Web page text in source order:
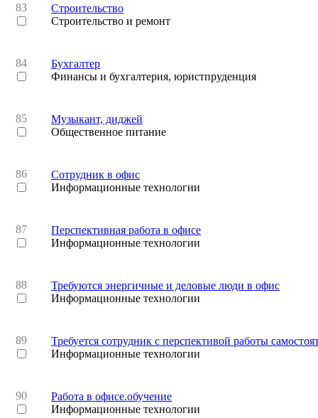
83
Строительство
Строительство и ремонт
84
Бухгалтер
Финансы и бухгалтерия, юристпруденция
85
Музыкант, диджей
Общественное питание
86
Сотрудник в офис
Информационные технологии
87
Перспективная работа в офисе
Информационные технологии
88
Требуются энергичные и деловые люди в офис
Информационные технологии
89
Требуется сотрудник с перспективой работы
Информационные технологии
90
Работа в офисе.обучение
Информационные технологии